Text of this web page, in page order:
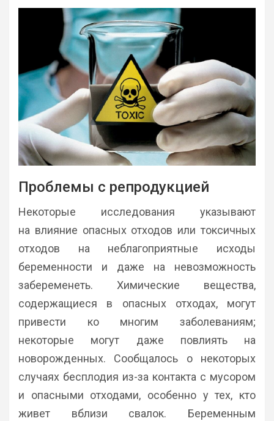
Проблемы с репродукцией
Некоторые исследования указывают
на влияние опасных отходов или токсичных
отходов на неблагоприятные исходы
беременности и даже на невозможность
забеременеть. Химические вещества,
содержащиеся в опасных отходах, могут
привести ко многим заболеваниям;
некоторые могут даже повлиять на
новорожденных. Сообщалось о некоторых
случаях бесплодия из-за контакта с мусором
и опасными отходами, особенно у тех, кто
живет вблизи свалок. Беременным